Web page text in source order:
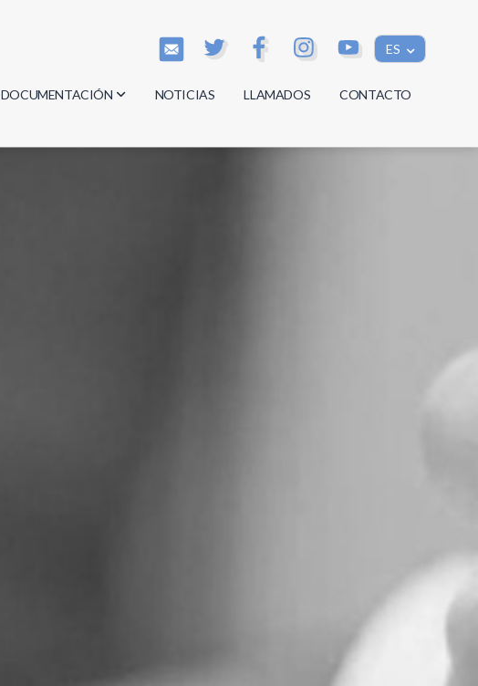
ES
DOCUMENTACIÓN
Actas
NOTICIAS LLAMADOS CONTACTO